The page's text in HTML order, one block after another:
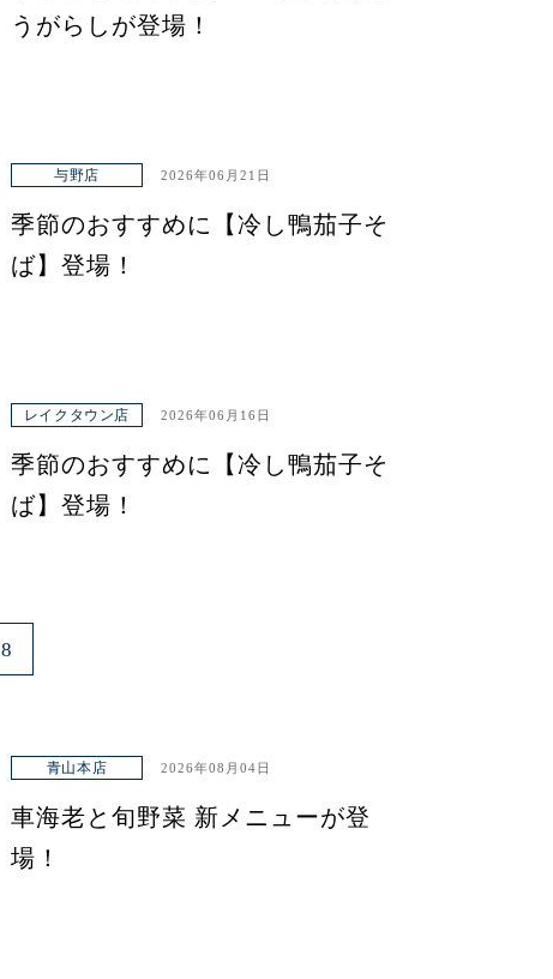
うがらしが登場！
与野店 2026年06月21日
季節のおすすめに【冷し鴨茄子そ
ば】登場！
レイクタウン店 2026年06月16日
季節のおすすめに【冷し鴨茄子そ
ば】登場！
8
青山本店 2026年08月04日
車海老と旬野菜 新メニューが登
場！